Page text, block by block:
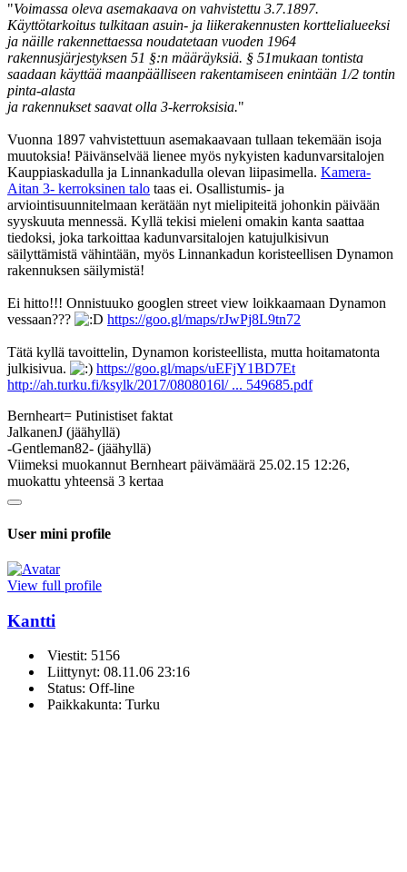
"Voimassa oleva asemakaava on vahvistettu 3.7.1897.
Käyttötarkoitus tulkitaan asuin- ja liikerakennusten korttelialueeksi
ja näille rakennettaessa noudatetaan vuoden 1964
rakennusjärjestyksen 51 §:n määräyksiä. § 51mukaan tontista
saadaan käyttää maanpäälliseen rakentamiseen enintään 1/2 tontin
pinta-alasta
ja rakennukset saavat olla 3-kerroksisia."
Vuonna 1897 vahvistettuun asemakaavaan tullaan tekemään isoja
muutoksia! Päivänselvää lienee myös nykyisten kadunvarsitalojen
Kauppiaskadulla ja Linnankadulla olevan liipasimella. Kamera-
Aitan 3- kerroksinen talo taas ei. Osallistumis- ja
arviointisuunnitelmaan kerätään nyt mielipiteitä johonkin päivään
syyskuuta mennessä. Kyllä tekisi mieleni omakin kanta saattaa
tiedoksi, joka tarkoittaa kadunvarsitalojen katujulkisivun
säilyttämistä vähintään, myös Linnankadun koristeellisen Dynamon
rakennuksen säilymistä!
Ei hitto!!! Onnistuuko googlen street view loikkaamaan Dynamon
vessaan???
https://goo.gl/maps/rJwPj8L9tn72
Tätä kyllä tavoittelin, Dynamon koristeellista, mutta hoitamatonta
julkisivua.
https://goo.gl/maps/uEFjY1BD7Et
http://ah.turku.fi/ksylk/2017/0808016l/ ... 549685.pdf
Bernheart= Putinistiset faktat
JalkanenJ (jäähyllä)
-Gentleman82- (jäähyllä)
Viimeksi muokannut Bernheart päivämäärä 25.02.15 12:26,
muokattu yhteensä 3 kertaa
User mini profile
View full profile
Kantti
Viestit: 5156
Liittynyt: 08.11.06 23:16
Status: Off-line
Paikkakunta: Turku